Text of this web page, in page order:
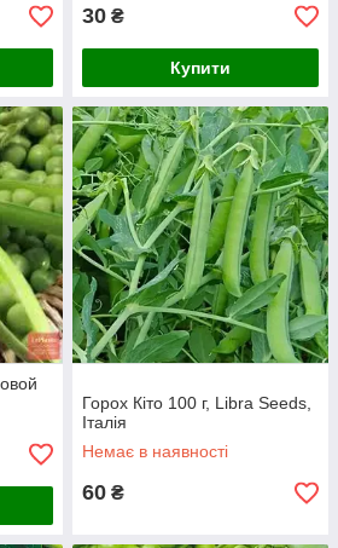
30 ₴
Купити
Горох Кіто 100 г, Libra Seeds,
Італія
Немає в наявності
60 ₴